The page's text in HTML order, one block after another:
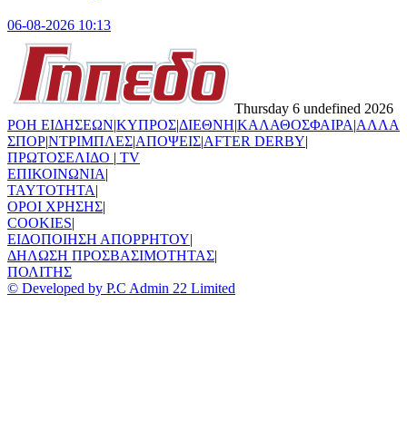
06-08-2026 10:13
Thursday 6 undefined 2026
ΡΟΗ ΕΙΔΗΣΕΩΝ|ΚΥΠΡΟΣ|ΔΙΕΘΝΗ|ΚΑΛΑΘΟΣΦΑΙΡΑ|ΑΛΛΑ
ΣΠΟΡ|ΝΤΡΙΜΠΛΕΣ|ΑΠΟΨΕΙΣ|AFTER DERBY|
ΠΡΩΤΟΣΕΛΙΔΟ | TV
ΕΠΙΚΟΙΝΩΝΙΑ|
TAYTOTHTA|
ΟΡΟΙ ΧΡΗΣΗΣ|
COOKIES|
ΕΙΔΟΠΟΙΗΣΗ ΑΠΟΡΡΗΤΟΥ|
ΔΗΛΩΣΗ ΠΡΟΣΒΑΣΙΜΟΤΗΤΑΣ|
ΠΟΛΙΤΗΣ
© Developed by P.C Admin 22 Limited